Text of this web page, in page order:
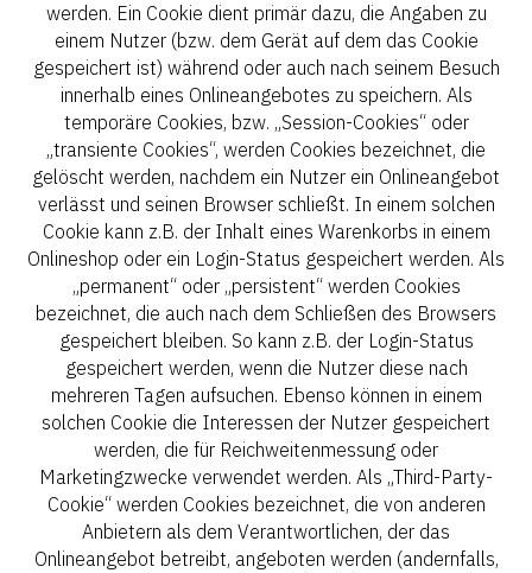
werden. Ein Cookie dient primär dazu, die Angaben zu
einem Nutzer (bzw. dem Gerät auf dem das Cookie
gespeichert ist) während oder auch nach seinem Besuch
innerhalb eines Onlineangebotes zu speichern. Als
temporäre Cookies, bzw. „Session-Cookies“ oder
„transiente Cookies“, werden Cookies bezeichnet, die
gelöscht werden, nachdem ein Nutzer ein Onlineangebot
verlässt und seinen Browser schließt. In einem solchen
Cookie kann z.B. der Inhalt eines Warenkorbs in einem
Onlineshop oder ein Login-Status gespeichert werden. Als
„permanent“ oder „persistent“ werden Cookies
bezeichnet, die auch nach dem Schließen des Browsers
gespeichert bleiben. So kann z.B. der Login-Status
gespeichert werden, wenn die Nutzer diese nach
mehreren Tagen aufsuchen. Ebenso können in einem
solchen Cookie die Interessen der Nutzer gespeichert
werden, die für Reichweitenmessung oder
Marketingzwecke verwendet werden. Als „Third-Party-
Cookie“ werden Cookies bezeichnet, die von anderen
Anbietern als dem Verantwortlichen, der das
Onlineangebot betreibt, angeboten werden (andernfalls,